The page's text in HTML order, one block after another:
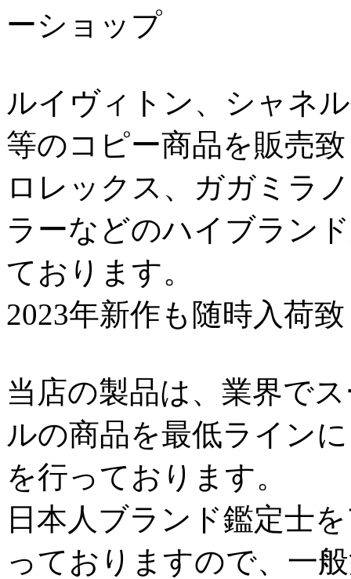
ーショップ
ルイヴィトン、シャネ
等のコピー商品を販売
ロレックス、ガガミラ
ラーなどのハイブラン
ております。
2023年新作も随時入荷
当店の製品は、業界で
ルの商品を最低ライン
を行っております。
日本人ブランド鑑定士
っておりますので、一